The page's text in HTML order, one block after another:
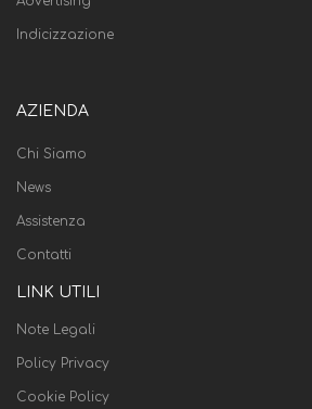
Indicizzazione
AZIENDA
Chi Siamo
News
Assistenza
Contatti
LINK UTILI
Note Legali
Policy Privacy
Cookie Policy